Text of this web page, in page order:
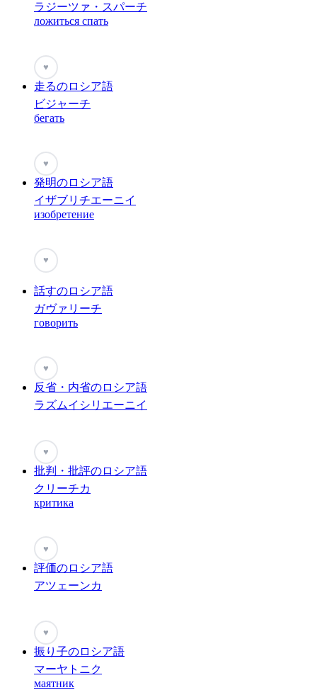
ラジーツァ・スパーチ
ложиться спать
♥
走るのロシア語
ビジャーチ
бегать
♥
発明のロシア語
イザブリチエーニイ
изобретение
♥
話すのロシア語
ガヴァリーチ
говорить
♥
反省・内省のロシア語
ラズムイシリエーニイ
♥
批判・批評のロシア語
クリーチカ
критика
♥
評価のロシア語
アツェーンカ
♥
振り子のロシア語
マーヤトニク
маятник